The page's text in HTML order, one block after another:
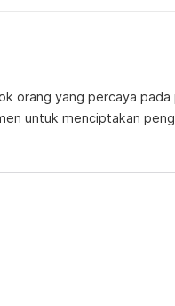
orang yang percaya
untuk menciptakan